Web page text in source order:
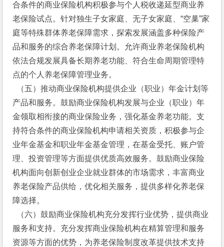
合条件的商业保险机构积极参与个人税收递延型商业养
老保险试点。针对独生子女家庭、无子女家庭、“空巢”家
庭等特殊群体养老保障需求，探索发展涵盖多种保险产
品和服务的综合养老保障计划。允许商业养老保险机构
依法合规发展具备长期养老功能、符合生命周期管理特
点的个人养老保障管理业务。
（五）推动商业保险机构提供企业（职业）年金计划等
产品和服务。鼓励商业保险机构发展与企业（职业）年
金领取相衔接的商业保险业务，强化基金养老功能。支
持符合条件的商业保险机构申请相关资质，积极参与企
业年金基金和职业年金基金管理，在基金受托、账户管
理、投资管理等方面提供优质高效服务。鼓励商业保险
机构面向创新创业企业就业群体的市场需求，丰富商业
养老保险产品供给，优化相关服务，提供多样化养老保
障选择。
（六）鼓励商业保险机构充分发挥行业优势，提供商业
服务和支持。充分发挥商业保险机构在精算管理和服务
资源等方面的优势，为养老保险制度改革提供技术支持